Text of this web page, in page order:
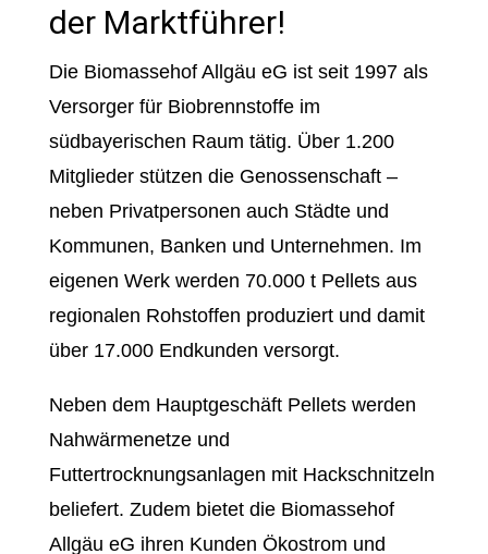
der Marktführer!
Die Biomassehof Allgäu eG ist seit 1997 als
Versorger für Biobrennstoffe im
südbayerischen Raum tätig. Über 1.200
Mitglieder stützen die Genossenschaft –
neben Privatpersonen auch Städte und
Kommunen, Banken und Unternehmen. Im
eigenen Werk werden 70.000 t Pellets aus
regionalen Rohstoffen produziert und damit
über 17.000 Endkunden versorgt.
Neben dem Hauptgeschäft Pellets werden
Nahwärmenetze und
Futtertrocknungsanlagen mit Hackschnitzeln
beliefert. Zudem bietet die Biomassehof
Allgäu eG ihren Kunden Ökostrom und